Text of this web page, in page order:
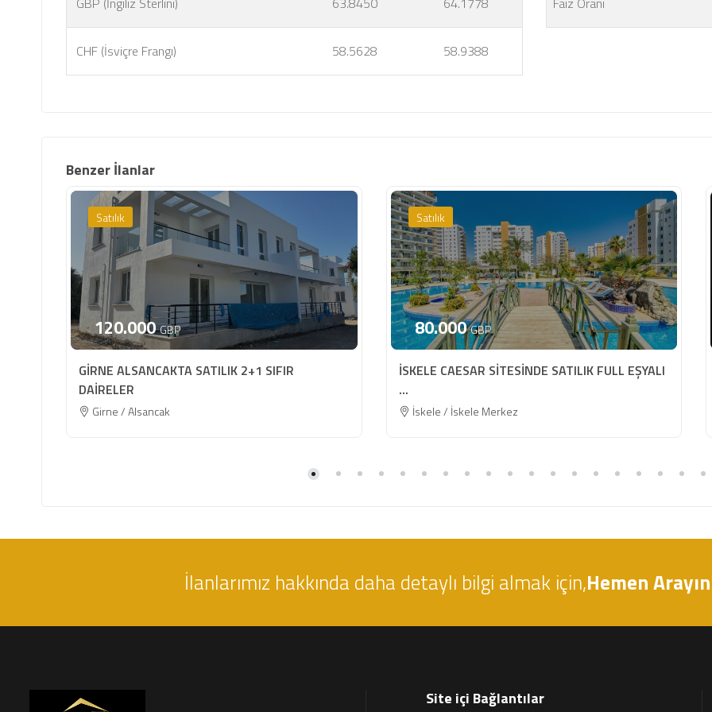
CHF (İsviçre Frangı) 58.5628 58.9388
Benzer İlanlar
Satılık
120.000 GBP
GİRNE ALSANCAKTA SATILIK 2+1 SIFIR
DAİRELER
Girne / Alsancak
Satılık
80.000 GBP
İSKELE CAESAR SİTESİNDE SATILIK FULL EŞYALI
...
İskele / İskele Merkez
İlanlarımız hakkında daha detaylı bilgi almak için,Hemen
Site içi Bağlantılar